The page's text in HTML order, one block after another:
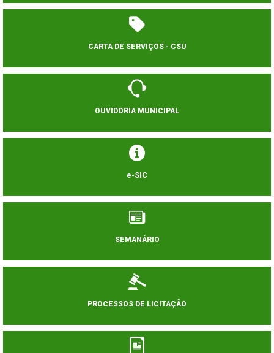
CARTA DE SERVIÇOS - CSU
OUVIDORIA MUNICIPAL
e-SIC
SEMANÁRIO
PROCESSOS DE LICITAÇÃO